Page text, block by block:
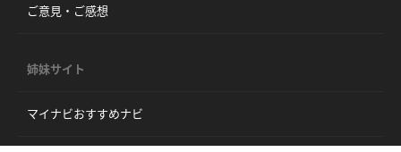
ご意見・ご感想
姉妹サイト
マイナビおすすめナビ